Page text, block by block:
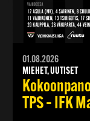
01.08.2026
MIEHET, UUTISET
TPS – IFK